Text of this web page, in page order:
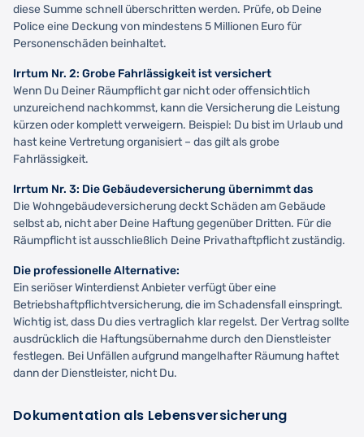
diese Summe schnell überschritten werden. Prüfe, ob Deine
Police eine Deckung von mindestens 5 Millionen Euro für
Personenschäden beinhaltet.
Irrtum Nr. 2: Grobe Fahrlässigkeit ist versichert
Wenn Du Deiner Räumpflicht gar nicht oder offensichtlich
unzureichend nachkommst, kann die Versicherung die Leistung
kürzen oder komplett verweigern. Beispiel: Du bist im Urlaub und
hast keine Vertretung organisiert – das gilt als grobe
Fahrlässigkeit.
Irrtum Nr. 3: Die Gebäudeversicherung übernimmt das
Die Wohngebäudeversicherung deckt Schäden am Gebäude
selbst ab, nicht aber Deine Haftung gegenüber Dritten. Für die
Räumpflicht ist ausschließlich Deine Privathaftpflicht zuständig.
Die professionelle Alternative:
Ein seriöser Winterdienst Anbieter verfügt über eine
Betriebshaftpflichtversicherung, die im Schadensfall einspringt.
Wichtig ist, dass Du dies vertraglich klar regelst. Der Vertrag sollte
ausdrücklich die Haftungsübernahme durch den Dienstleister
festlegen. Bei Unfällen aufgrund mangelhafter Räumung haftet
dann der Dienstleister, nicht Du.
Dokumentation als Lebensversicherung